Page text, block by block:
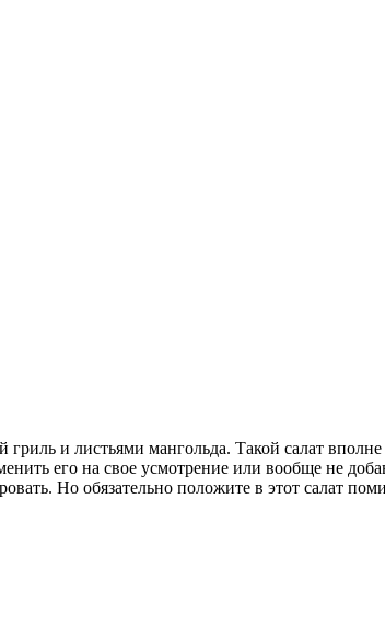
гриль и листьями мангольда. Такой салат
его на свое усмотрение или вообще не
Но обязательно положите в этот салат